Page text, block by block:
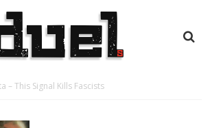
– This Signal Kills Fascists